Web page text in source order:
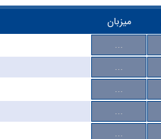
میزبان
...
...
...
...
...